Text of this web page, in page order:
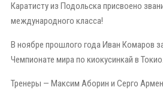
Каратисту из Подольска присвоено
международного класса!
В ноябре прошлого года Иван Комаров
Чемпионате мира по киокусинкай в Токио.
Тренеры — Максим Аборин и Серго